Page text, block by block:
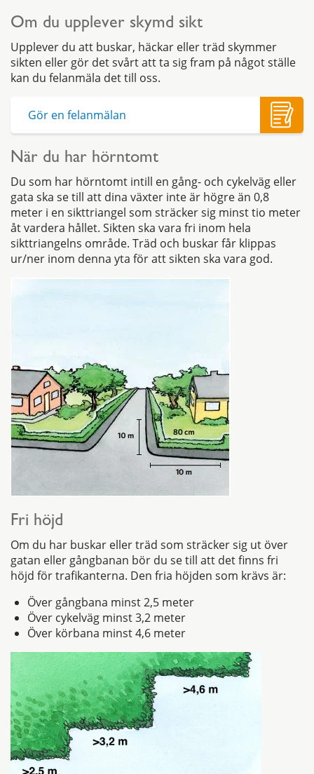
Om du upplever skymd sikt
Upplever du att buskar, häckar eller träd skymmer
sikten eller gör det svårt att ta sig fram på något ställe
kan du felanmäla det till oss.
Gör en felanmälan
När du har hörntomt
Du som har hörntomt intill en gång- och cykelväg eller
gata ska se till att dina växter inte är högre än 0,8
meter i en sikttriangel som sträcker sig minst tio meter
åt vardera hållet. Sikten ska vara fri inom hela
sikttriangelns område. Träd och buskar får klippas
ur/ner inom denna yta för att sikten ska vara god.
Fri höjd
Om du har buskar eller träd som sträcker sig ut över
gatan eller gångbanan bör du se till att det finns fri
höjd för trafikanterna. Den fria höjden som krävs är:
Över gångbana minst 2,5 meter
Över cykelväg minst 3,2 meter
Över körbana minst 4,6 meter